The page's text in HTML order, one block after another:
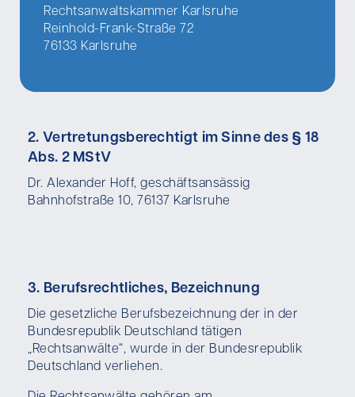
Rechtsanwaltskammer Karlsruhe
Reinhold-Frank-Straße 72
76133 Karlsruhe
2. Vertretungsberechtigt im Sinne des § 18
Abs. 2 MStV
Dr. Alexander Hoff, geschäftsansässig
Bahnhofstraße 10, 76137 Karlsruhe
3. Berufsrechtliches, Bezeichnung
Die gesetzliche Berufsbezeichnung der in der
Bundesrepublik Deutschland tätigen
„Rechtsanwälte“, wurde in der Bundesrepublik
Deutschland verliehen.